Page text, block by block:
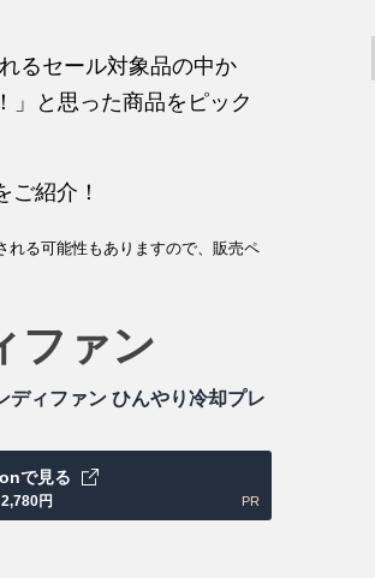
るセール対象品の中か
」と思った商品をピック
ご紹介！
る可能性もありますので、販売ペ
ファン
ディファン ひんやり冷却プレ
2,780円
で見る
PR